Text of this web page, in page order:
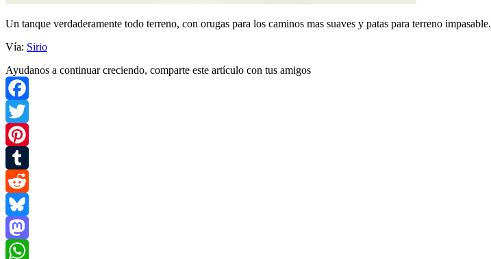
Un tanque verdaderamente todo terreno, con orugas para los caminos mas suaves y patas para terreno impasable.
Vía: Sirio
Ayudanos a continuar creciendo, comparte este artículo con tus amigos
Facebook
Twitter
Pinterest
Tumblr
Reddit
Bluesky
Mastodon